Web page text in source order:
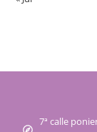
7ª calle